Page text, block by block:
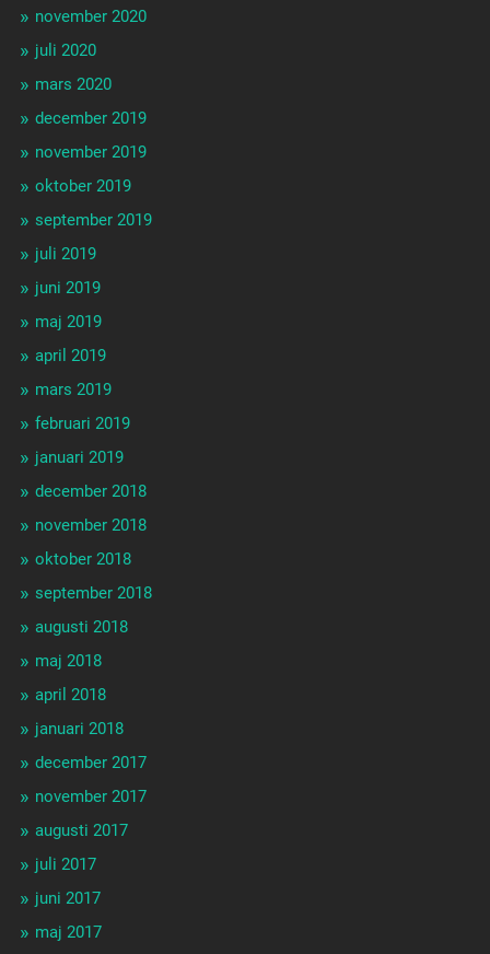
november 2020
juli 2020
mars 2020
december 2019
november 2019
oktober 2019
september 2019
juli 2019
juni 2019
maj 2019
april 2019
mars 2019
februari 2019
januari 2019
december 2018
november 2018
oktober 2018
september 2018
augusti 2018
maj 2018
april 2018
januari 2018
december 2017
november 2017
augusti 2017
juli 2017
juni 2017
maj 2017